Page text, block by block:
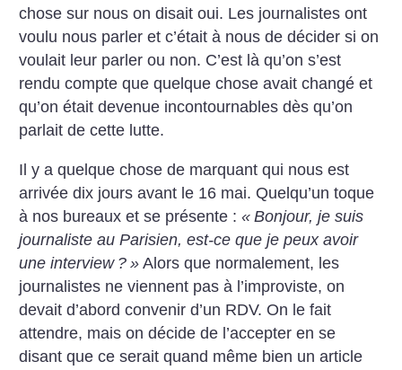
chose sur nous on disait oui. Les journalistes ont
voulu nous parler et c’était à nous de décider si on
voulait leur parler ou non. C’est là qu’on s’est
rendu compte que quelque chose avait changé et
qu’on était devenue incontournables dès qu’on
parlait de cette lutte.
Il y a quelque chose de marquant qui nous est
arrivée dix jours avant le 16 mai. Quelqu’un toque
à nos bureaux et se présente :« Bonjour, je suis
journaliste auParisien, est-ce que je peux avoir
une interview ? » Alors que normalement, les
journalistes ne viennent pas à l’improviste, on
devait d’abord convenir d’un RDV. On le fait
attendre, mais on décide de l’accepter en se
disant que ce serait quand même bien un article